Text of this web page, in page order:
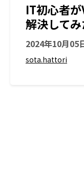
IT初心者
解決して
2024年10月05
sota.hattori